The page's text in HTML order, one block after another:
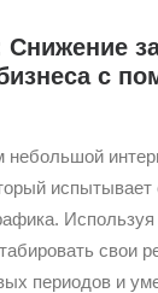
с
небольшой
свои
периодов и